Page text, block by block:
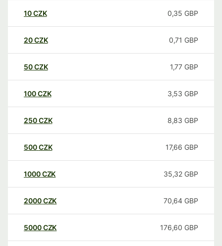
10CZK 0,35 GBP
20CZK 0,71 GBP
50CZK 1,77 GBP
100CZK 3,53 GBP
250CZK 8,83 GBP
500CZK 17,66 GBP
1000CZK 35,32 GBP
2000CZK 70,64 GBP
5000CZK 176,60 GBP